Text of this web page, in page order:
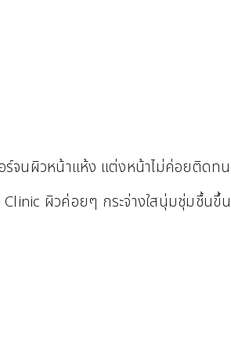
ร์จนผิวหน้าแห้ง แต่งหน้าไม่ค่อยติด
ผิวค่อยๆ กระจ่างใสนุ่มชุ่มชื้น